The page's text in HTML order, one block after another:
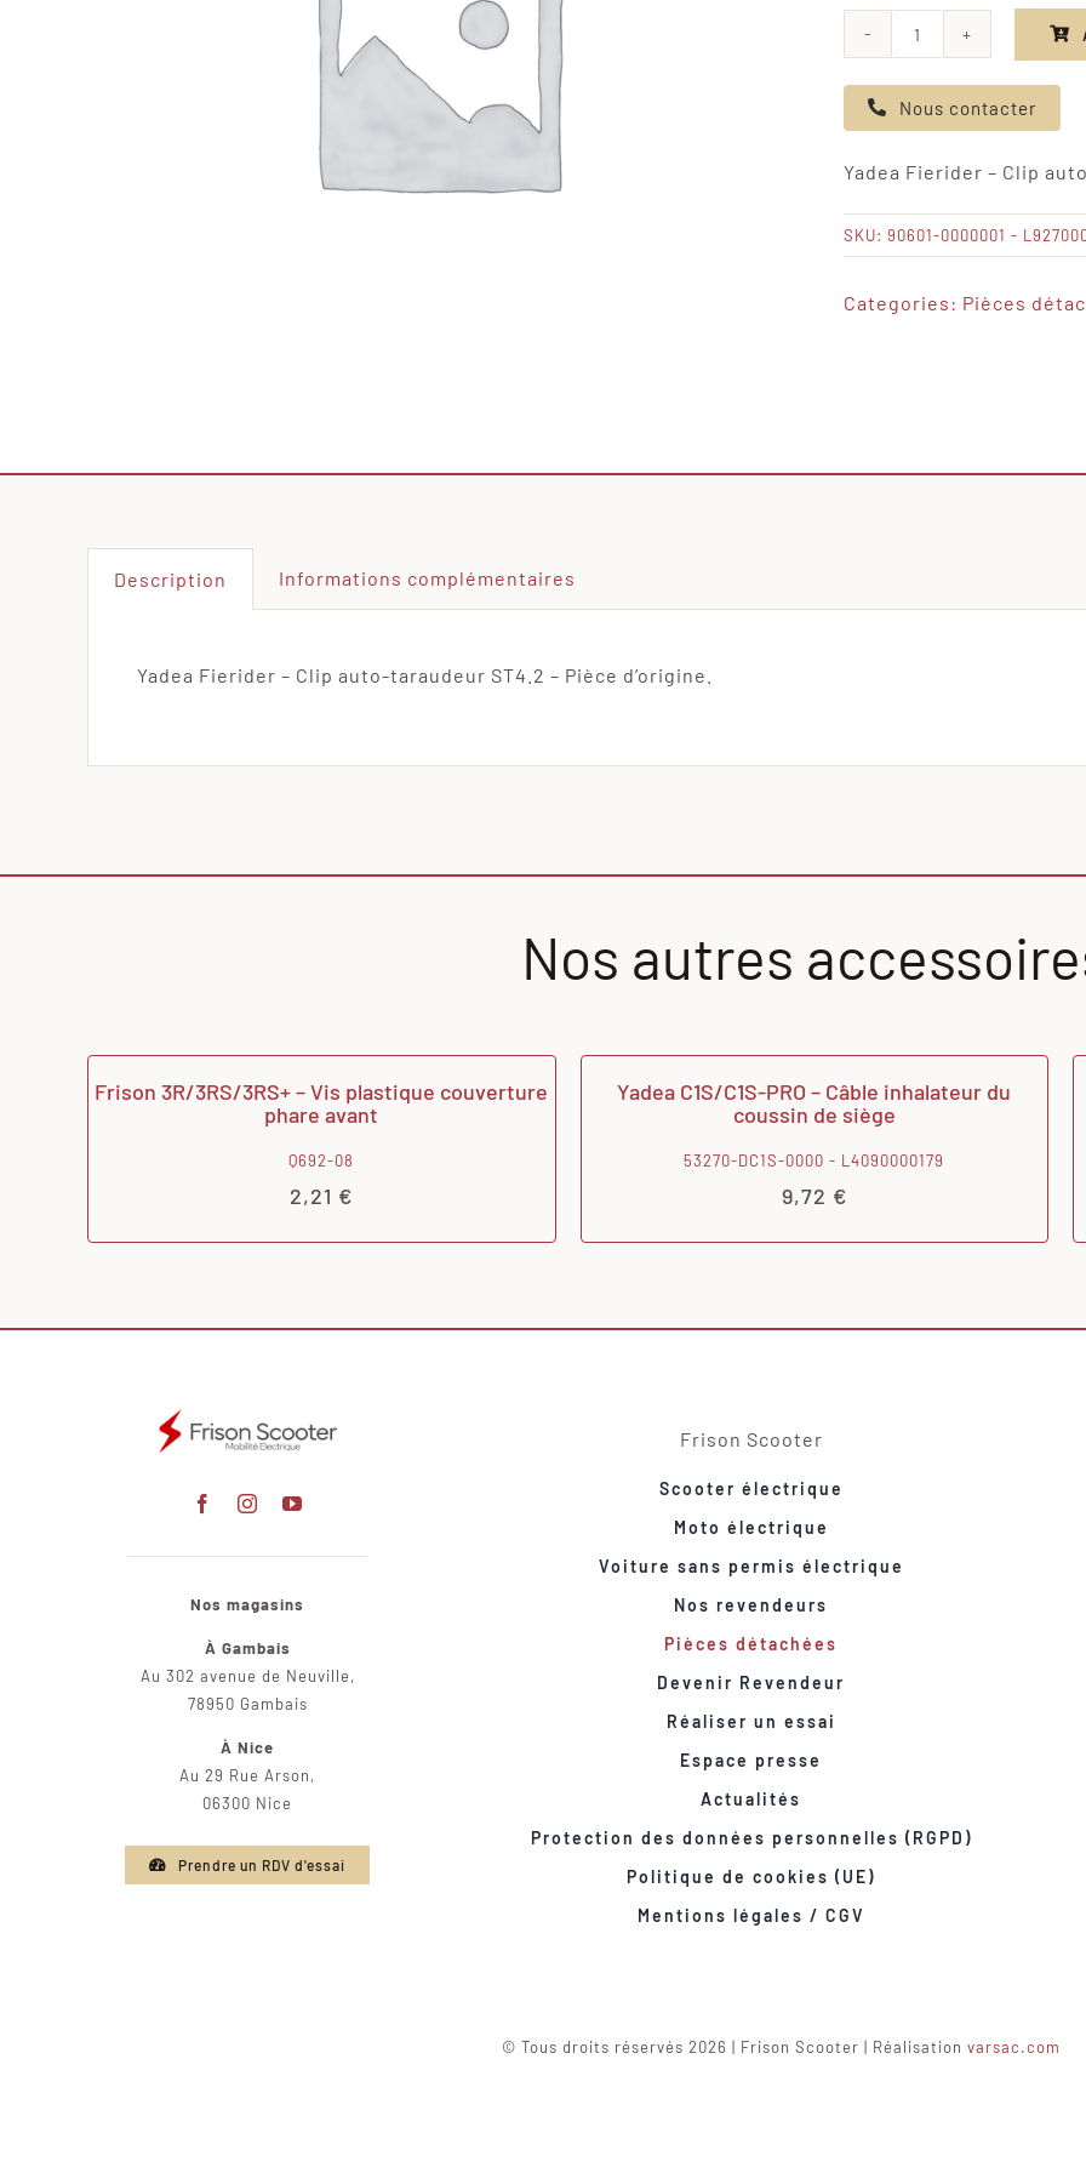
quantité
de
Yadea
-
Clip
auto-
Nous contacter
Yadea Fierider – Clip
SKU: 90601-0000001 -
Categories: Pièces
Description Informations complémentaires
Yadea Fierider – Clip auto-taraudeur ST4.2 – Pièce d’origine.
Nos autres
Frison 3R/3RS/3RS+ – Vis plastique couverture
phare avant
Q692-08
2,21 €
Yadea C1S/C1S-PRO – Câble inhalateur du
coussin de siège
53270-DC1S-0000 - L4090000179
9,72 €
Nos magasins
À Gambais
Au 302 avenue de Neuville,
78950 Gambais
À Nice
Au 29 Rue Arson,
06300 Nice
Prendre un RDV d'essai
Frison Scooter
Scooter électrique
Moto électrique
Voiture sans permis électrique
Nos revendeurs
Pièces détachées
Devenir Revendeur
Réaliser un essai
Espace presse
Actualités
Protection des données personnelles (RGPD)
Politique de cookies (UE)
Mentions légales / CGV
© Tous droits réservés 2026 | Frison Scooter | Réalisation varsac.com